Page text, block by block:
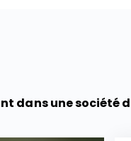
dans une société